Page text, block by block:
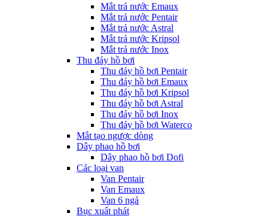
Mắt trả nước Emaux
Mắt trả nước Pentair
Mắt trả nước Astral
Mắt trả nước Kripsol
Mắt trả nước Inox
Thu đáy hồ bơi
Thu đáy hồ bơi Pentair
Thu đáy hồ bơi Emaux
Thu đáy hồ bơi Kripsol
Thu đáy hồ bơi Astral
Thu đáy hồ bơi Inox
Thu đáy hồ bơi Waterco
Mắt tạo ngược dòng
Dây phao hồ bơi
Dây phao hồ bơi Dofi
Các loại van
Van Pentair
Van Emaux
Van 6 ngả
Bục xuất phát